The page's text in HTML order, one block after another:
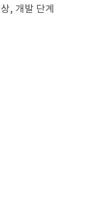
, 개발 단계